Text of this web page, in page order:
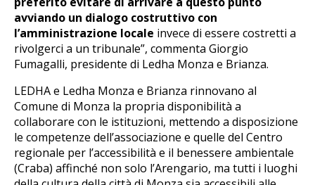
avviando un dialogo costruttivo con
l’amministrazione locale invece di essere costretti a
rivolgerci a un tribunale”, commenta Giorgio
Fumagalli, presidente di Ledha Monza e Brianza.
LEDHA e Ledha Monza e Brianza rinnovano al
Comune di Monza la propria disponibilità a
collaborare con le istituzioni, mettendo a disposizione
le competenze dell’associazione e quelle del Centro
regionale per l’accessibilità e il benessere ambientale
(Craba) affinché non solo l’Arengario, ma tutti i luoghi